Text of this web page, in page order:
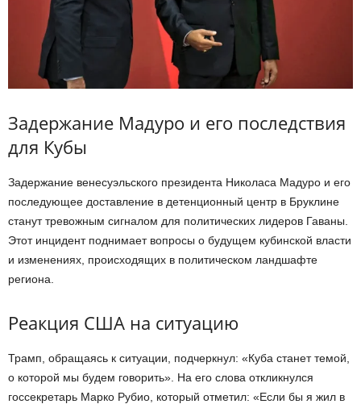
Задержание Мадуро и его последствия
для Кубы
Задержание венесуэльского президента Николаса Мадуро и его
последующее доставление в детенционный центр в Бруклине
станут тревожным сигналом для политических лидеров Гаваны.
Этот инцидент поднимает вопросы о будущем кубинской власти
и изменениях, происходящих в политическом ландшафте
региона.
Реакция США на ситуацию
Трамп, обращаясь к ситуации, подчеркнул: «Куба станет темой,
о которой мы будем говорить». На его слова откликнулся
госсекретарь Марко Рубио, который отметил: «Если бы я жил в